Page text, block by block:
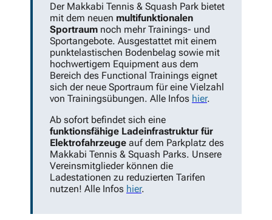
Der Makkabi Tennis & Squash Park bietet
mit dem neuen multifunktionalen
Sportraum noch mehr Trainings- und
Sportangebote. Ausgestattet mit einem
punktelastischen Bodenbelag sowie mit
hochwertigem Equipment aus dem
Bereich des Functional Trainings eignet
sich der neue Sportraum für eine Vielzahl
von Trainingsübungen. Alle Infos hier.
Ab sofort befindet sich eine
funktionsfähige Ladeinfrastruktur für
Elektrofahrzeuge auf dem Parkplatz des
Makkabi Tennis & Squash Parks. Unsere
Vereinsmitglieder können die
Ladestationen zu reduzierten Tarifen
nutzen! Alle Infos hier.